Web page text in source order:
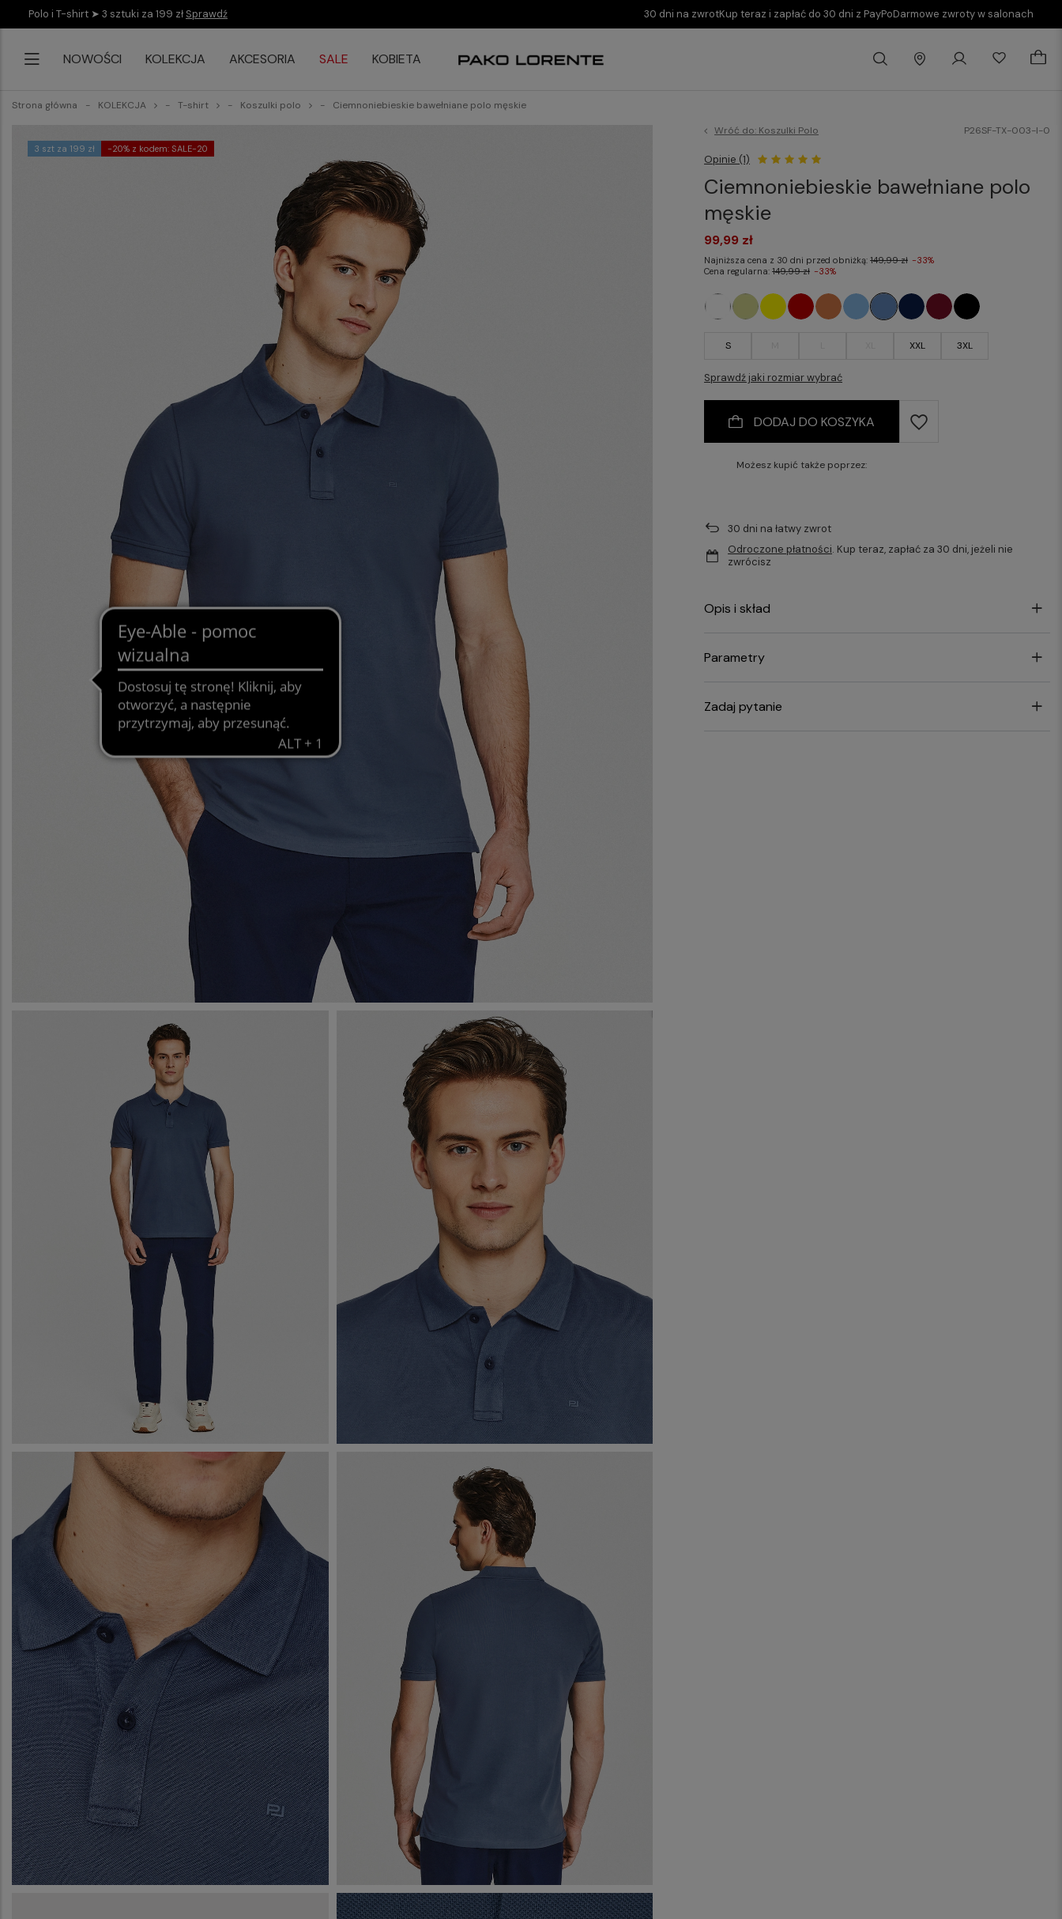
Polo i T-shirt ➤ 3 sztuki za 199 zł Sprawdź 30 dni na zwrotKup teraz i zapłać do 30 dni z PayPoDarmowe zwroty w salonach
NOWOŚCI KOLEKCJA AKCESORIA SALE KOBIETA
Strona główna KOLEKCJA T-shirt Koszulki polo Ciemnoniebieskie bawełniane polo męskie
3 szt za 199 zł -20% z kodem: SALE-20
Wróć do: Koszulki Polo P26SF-TX-003-I-0
Opinie (1)
Ciemnoniebieskie bawełniane polo
męskie
S XXL 3XL
Sprawdź jaki rozmiar wybrać
99,99 zł
Najniższa cena z 30 dni przed obniżką:149,99 zł -33%
Cena regularna:149,99 zł -33%
DODAJ DO KOSZYKA
Możesz kupić także poprzez:
30 dni na łatwy zwrot
Odroczone płatności. Kup teraz, zapłać za 30 dni, jeżeli nie
zwrócisz
Opis i skład
Parametry
Zadaj pytanie